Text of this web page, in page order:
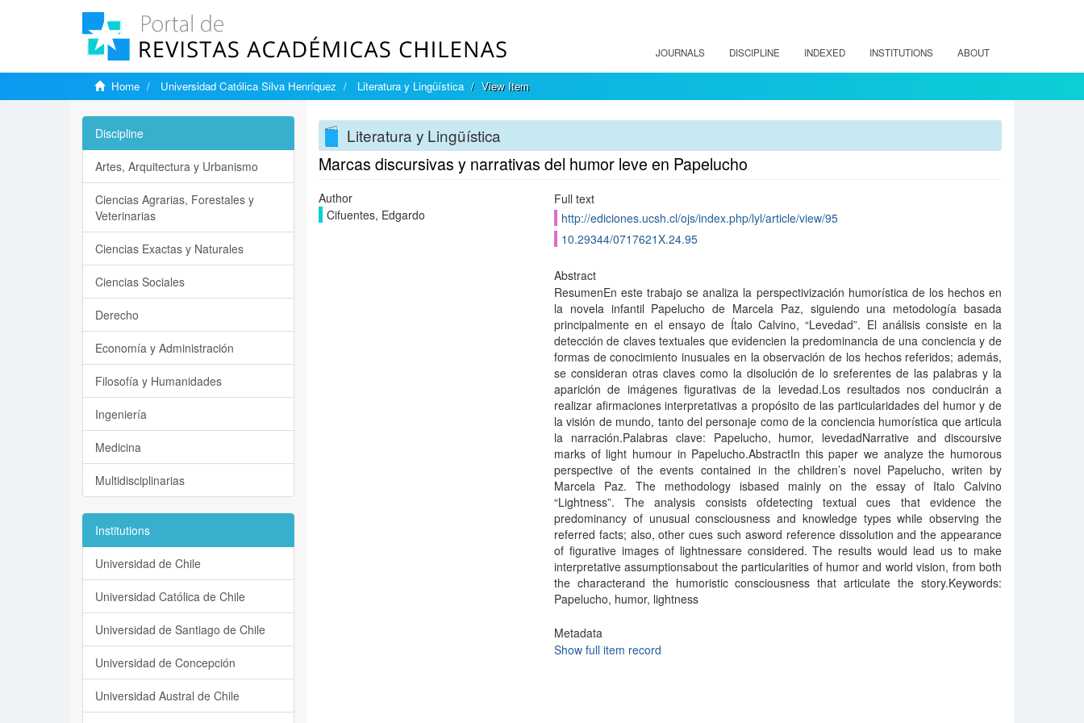
JOURNALS DISCIPLINE INDEXED INSTITUTIONS ABOUT
Home Universidad Católica Silva Henríquez Literatura y Lingüística View Item
Literatura y Lingüística
Marcas discursivas y narrativas del humor leve en Papelucho
Author
Cifuentes, Edgardo
Full text
http://ediciones.ucsh.cl/ojs/index.php/lyl/article/view/95
10.29344/0717621X.24.95
Abstract
ResumenEn este trabajo se analiza la perspectivización humorística de los hechos en
la novela infantil Papelucho de Marcela Paz, siguiendo una metodología basada
principalmente en el ensayo de Ítalo Calvino, “Levedad”. El análisis consiste en la
detección de claves textuales que evidencien la predominancia de una conciencia y de
formas de conocimiento inusuales en la observación de los hechos referidos; además,
se consideran otras claves como la disolución de lo sreferentes de las palabras y la
aparición de imágenes figurativas de la levedad.Los resultados nos conducirán a
realizar afirmaciones interpretativas a propósito de las particularidades del humor y de
la visión de mundo, tanto del personaje como de la conciencia humorística que articula
la narración.Palabras clave: Papelucho, humor, levedadNarrative and discoursive
marks of light humour in Papelucho.AbstractIn this paper we analyze the humorous
perspective of the events contained in the children’s novel Papelucho, writen by
Marcela Paz. The methodology isbased mainly on the essay of Italo Calvino
“Lightness”. The analysis consists ofdetecting textual cues that evidence the
predominancy of unusual consciousness and knowledge types while observing the
referred facts; also, other cues such asword reference dissolution and the appearance
of figurative images of lightnessare considered. The results would lead us to make
interpretative assumptionsabout the particularities of humor and world vision, from both
the characterand the humoristic consciousness that articulate the story.Keywords:
Papelucho, humor, lightness
Metadata
Show full item record
Discipline
Artes, Arquitectura y Urbanismo
Ciencias Agrarias, Forestales y
Veterinarias
Ciencias Exactas y Naturales
Ciencias Sociales
Derecho
Economía y Administración
Filosofía y Humanidades
Ingeniería
Medicina
Multidisciplinarias
Institutions
Universidad de Chile
Universidad Católica de Chile
Universidad de Santiago de Chile
Universidad de Concepción
Universidad Austral de Chile